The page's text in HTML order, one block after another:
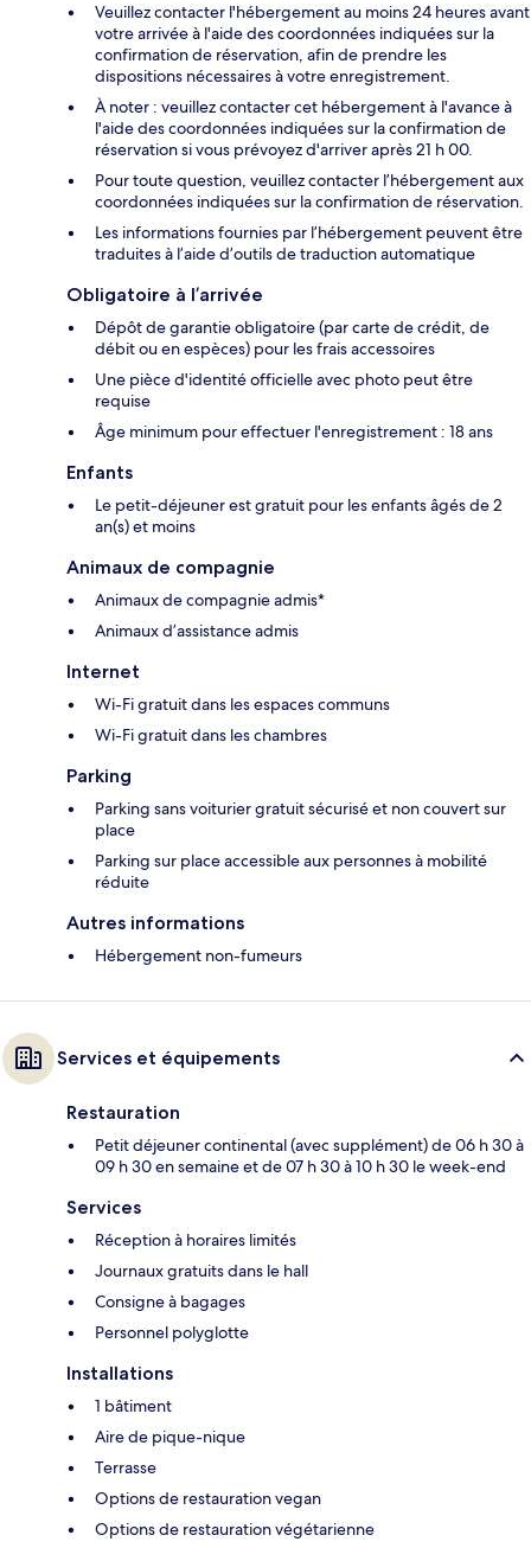
Veuillez contacter l'hébergement au moins 24 heures avant
votre arrivée à l'aide des coordonnées indiquées sur la
confirmation de réservation, afin de prendre les
dispositions nécessaires à votre enregistrement.
À noter : veuillez contacter cet hébergement à l'avance à
l'aide des coordonnées indiquées sur la confirmation de
réservation si vous prévoyez d'arriver après 21 h 00.
Pour toute question, veuillez contacter l’hébergement aux
coordonnées indiquées sur la confirmation de réservation.
Les informations fournies par l’hébergement peuvent être
traduites à l’aide d’outils de traduction automatique
Obligatoire à l’arrivée
Dépôt de garantie obligatoire (par carte de crédit, de
débit ou en espèces) pour les frais accessoires
Une pièce d'identité officielle avec photo peut être
requise
Âge minimum pour effectuer l'enregistrement : 18 ans
Enfants
Le petit-déjeuner est gratuit pour les enfants âgés de 2
an(s) et moins
Animaux de compagnie
Animaux de compagnie admis*
Animaux d’assistance admis
Internet
Wi-Fi gratuit dans les espaces communs
Wi-Fi gratuit dans les chambres
Parking
Parking sans voiturier gratuit sécurisé et non couvert sur
place
Parking sur place accessible aux personnes à mobilité
réduite
Autres informations
Hébergement non-fumeurs
Services et équipements
Restauration
Petit déjeuner continental (avec supplément) de 06 h 30 à
09 h 30 en semaine et de 07 h 30 à 10 h 30 le week-end
Services
Réception à horaires limités
Journaux gratuits dans le hall
Consigne à bagages
Personnel polyglotte
Installations
1 bâtiment
Aire de pique-nique
Terrasse
Options de restauration vegan
Options de restauration végétarienne